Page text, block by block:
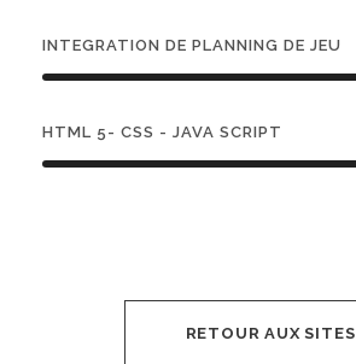
INTEGRATION DE PLANNING DE JEU
HTML 5- CSS - JAVA SCRIPT
RETOUR AUX SITES